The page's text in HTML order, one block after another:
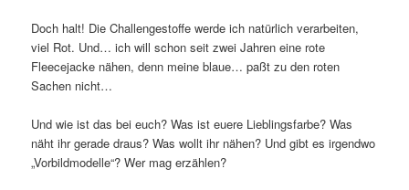
Doch halt! Die Challengestoffe werde ich natürlich verarbeiten,
viel Rot. Und… ich will schon seit zwei Jahren eine rote
Fleecejacke nähen, denn meine blaue… paßt zu den roten
Sachen nicht…
Und wie ist das bei euch? Was ist euere Lieblingsfarbe? Was
näht ihr gerade draus? Was wollt ihr nähen? Und gibt es irgendwo
„Vorbildmodelle“? Wer mag erzählen?